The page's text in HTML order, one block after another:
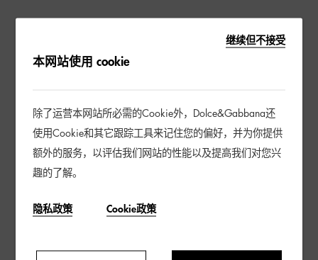
继续但不接受
本网站使用 cookie
除了运营本网站所必需的Cookie外，Dolce&Gabbana还
使用Cookie和其它跟踪工具来记住您的偏好，并为你提供
额外的服务，以评估我们网站的性能以及提高我们对您兴
趣的了解。
隐私政策 Cookie政策